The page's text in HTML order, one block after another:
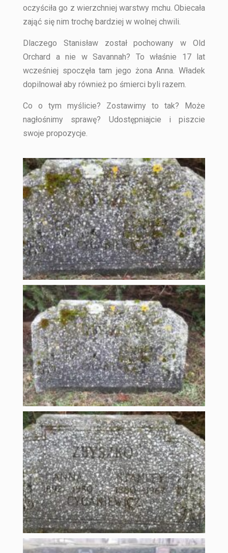
oczyściła go z wierzchniej warstwy mchu. Obiecała
zająć się nim trochę bardziej w wolnej chwili.
Dlaczego Stanisław został pochowany w Old
Orchard a nie w Savannah? To właśnie 17 lat
wcześniej spoczęła tam jego żona Anna. Władek
dopilnował aby również po śmierci byli razem.
Co o tym myślicie? Zostawimy to tak? Może
nagłośnimy sprawę? Udostępniajcie i piszcie
swoje propozycje.